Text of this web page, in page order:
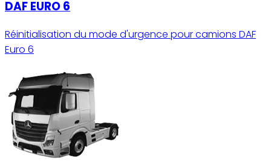
DAF EURO 6
Réinitialisation du mode d'urgence pour camions DAF
Euro 6